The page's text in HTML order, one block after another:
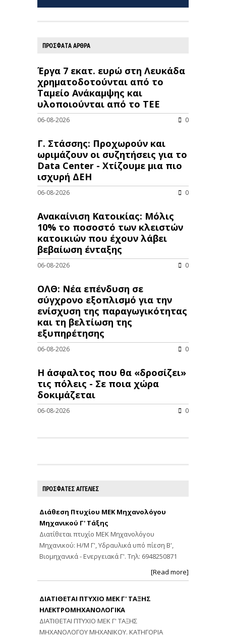
ΠΡΟΣΦΑΤΑ ΑΡΘΡΑ
Έργα 7 εκατ. ευρώ στη Λευκάδα
χρηματοδοτούνται από το
Ταμείο Ανάκαμψης και
υλοποιούνται από το ΤΕΕ
06-08-2026 0
Γ. Στάσσης: Προχωρούν και
ωριμάζουν οι συζητήσεις για το
Data Center - Χτίζουμε μια πιο
ισχυρή ΔΕΗ
06-08-2026 0
Ανακαίνιση Κατοικίας: Μόλις
10% το ποσοστό των κλειστών
κατοικιών που έχουν λάβει
βεβαίωση ένταξης
06-08-2026 0
ΟΛΘ: Νέα επένδυση σε
σύγχρονο εξοπλισμό για την
ενίσχυση της παραγωγικότητας
και τη βελτίωση της
εξυπηρέτησης
06-08-2026 0
Η άσφαλτος που θα «δροσίζει»
τις πόλεις - Σε ποια χώρα
δοκιμάζεται
06-08-2026 0
ΠΡΟΣΦΑΤΕΣ ΑΓΓΕΛΙΕΣ
Διάθεση Πτυχίου ΜΕΚ Μηχανολόγου
Μηχανικού Γ' Τάξης
Διατίθεται πτυχίο ΜΕΚ Μηχανολόγου
Μηχανικού: Η/Μ Γ', Υδραυλικά υπό πίεση Β',
Βιομηχανικά - Ενεργειακά Γ'. Τηλ: 6948250871
[Read more]
ΔΙΑΤΙΘΕΤΑΙ ΠΤΥΧΙΟ ΜΕΚ Γ' ΤΑΞΗΣ
ΗΛΕΚΤΡΟΜΗΧΑΝΟΛΟΓΙΚΑ
ΔΙΑΤΙΘΕΤΑΙ ΠΤΥΧΙΟ ΜΕΚ Γ' ΤΑΞΗΣ
ΜΗΧΑΝΟΛΟΓΟΥ ΜΗΧΑΝΙΚΟΥ. ΚΑΤΗΓΟΡΙΑ